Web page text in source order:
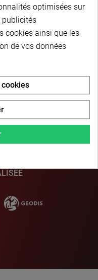
optimisées sur
publicités
cookies ainsi que les
de vos données
cookies